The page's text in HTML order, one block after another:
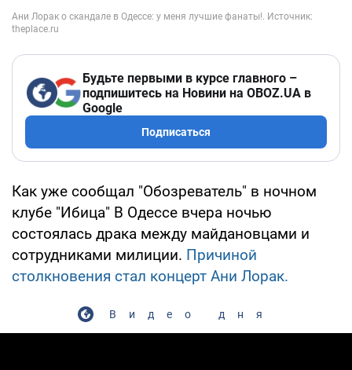
Будьте первыми в курсе главного –
подпишитесь на Новини на OBOZ.UA в
Google
Подписаться
Как уже сообщал "Обозреватель" в ночном
клубе "Ибица" В Одессе вчера ночью
состоялась драка между майдановцами и
сотрудниками милиции. Причиной
столкновения стал концерт Ани Лорак.
Видео дня